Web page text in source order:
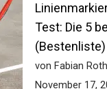
Test: Die 5
(Bestenliste)
von Fabian Roth
November 17,